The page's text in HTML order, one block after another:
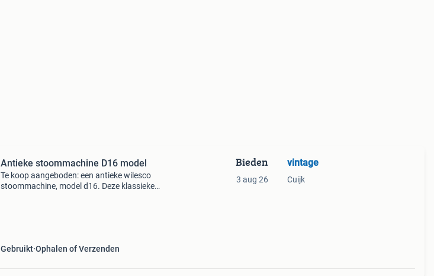
Antieke stoommachine D16 model
Te koop aangeboden: een antieke wilesco
stoommachine, model d16. Deze klassieke
Gebruikt Ophalen of Verzenden
Bieden
3 aug 26
vintage
Cuijk